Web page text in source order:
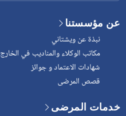
عن مؤسستنا
نبذة عن ويشتاني
مكاتب الوكلاء والمناديب في الخارج
شهادات الاعتماد و جوائز
قصص المرضى
خدمات المرضى